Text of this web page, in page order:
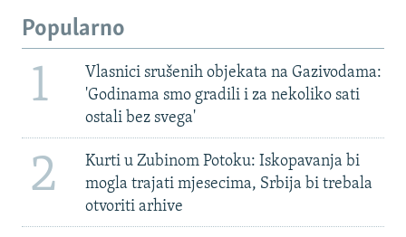
Popularno
1
Vlasnici srušenih objekata na Gazivodama:
'Godinama smo gradili i za nekoliko sati
ostali bez svega'
2
Kurti u Zubinom Potoku: Iskopavanja bi
mogla trajati mjesecima, Srbija bi trebala
otvoriti arhive